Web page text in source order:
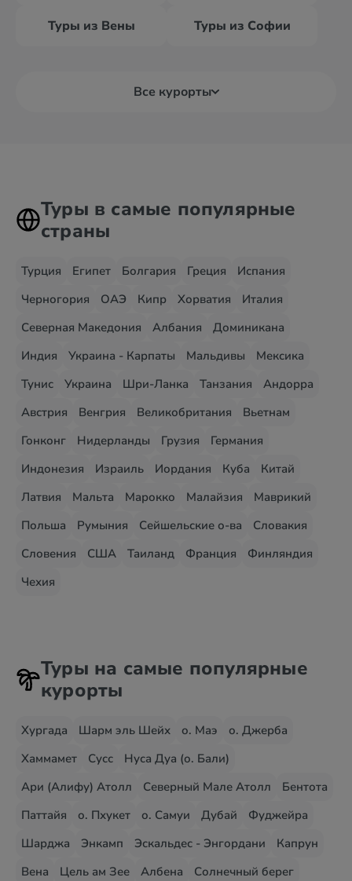
Туры из Вены Туры из Софии
Все курорты
Туры в самые популярные
страны
Турция Египет Болгария Греция
Испания
Черногория
ОАЭ Кипр Хорватия
Италия
Северная Македония
Албания
Доминикана
Индия
Украина - Карпаты Мальдивы
Мексика
Тунис
Украина Шри-Ланка Танзания
Андорра
Австрия
Венгрия Великобритания
Вьетнам
Гонконг
Нидерланды Грузия
Германия
Индонезия
Израиль Иордания Куба
Китай
Латвия
Мальта Марокко Малайзия
Маврикий
Польша
Румыния Сейшельские о-ва
Словакия
Словения
США Таиланд Франция
Финляндия
Чехия
Туры на самые популярные
курорты
Хургада Шарм эль Шейх о. Маэ
о. Джерба
Хаммамет
Сусс
Нуса Дуа (о. Бали)
Ари (Алифу) Атолл
Северный Мале Атолл
Бентота
Паттайя
о. Пхукет о. Самуи Дубай
Фуджейра
Шарджа
Энкамп Эскальдес - Энгордани
Капрун
Вена
Цель ам Зее Албена
Солнечный берег